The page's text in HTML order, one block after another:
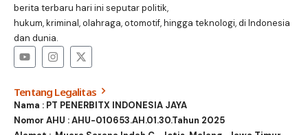
berita terbaru hari ini seputar politik,
hukum, kriminal, olahraga, otomotif, hingga teknologi, di Indonesia
dan dunia.
Tentang Legalitas
Nama : PT PENERBITX INDONESIA JAYA
Nomor AHU : AHU-010653.AH.01.30.Tahun 2025